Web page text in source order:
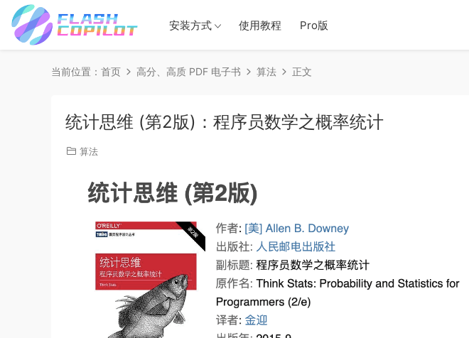
安装方式 使用教程 Pro版
当前位置： 首页 高分、高质 PDF 电子书 算法 正文
统计思维 (第2版)：程序员数学之概率统计
算法